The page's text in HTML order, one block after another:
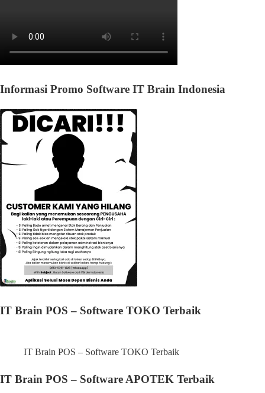
Informasi Promo Software IT Brain Indonesia
IT Brain POS – Software TOKO Terbaik
IT Brain POS – Software TOKO Terbaik
IT Brain POS – Software APOTEK Terbaik